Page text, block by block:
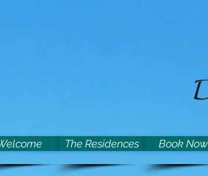
The Residences Book Now